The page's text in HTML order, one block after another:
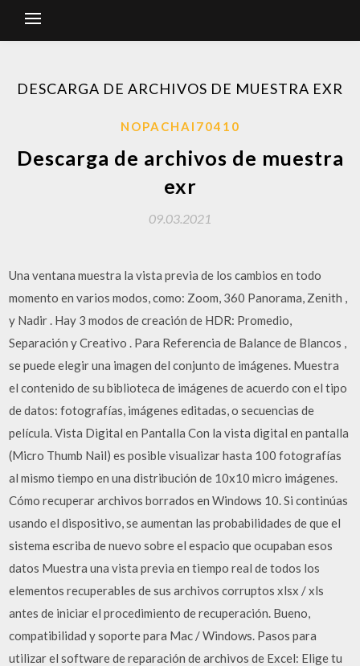
DESCARGA DE ARCHIVOS DE MUESTRA EXR
NOPACHAI70410
Descarga de archivos de muestra
exr
09.03.2021
Una ventana muestra la vista previa de los cambios en todo
momento en varios modos, como: Zoom, 360 Panorama, Zenith ,
y Nadir . Hay 3 modos de creación de HDR: Promedio,
Separación y Creativo . Para Referencia de Balance de Blancos ,
se puede elegir una imagen del conjunto de imágenes. Muestra
el contenido de su biblioteca de imágenes de acuerdo con el tipo
de datos: fotografías, imágenes editadas, o secuencias de
película. Vista Digital en Pantalla Con la vista digital en pantalla
(Micro Thumb Nail) es posible visualizar hasta 100 fotografías
al mismo tiempo en una distribución de 10x10 micro imágenes.
Cómo recuperar archivos borrados en Windows 10. Si continúas
usando el dispositivo, se aumentan las probabilidades de que el
sistema escriba de nuevo sobre el espacio que ocupaban esos
datos Muestra una vista previa en tiempo real de todos los
elementos recuperables de sus archivos corruptos xlsx / xls
antes de iniciar el procedimiento de recuperación. Bueno,
compatibilidad y soporte para Mac / Windows. Pasos para
utilizar el software de reparación de archivos de Excel: Elige tu